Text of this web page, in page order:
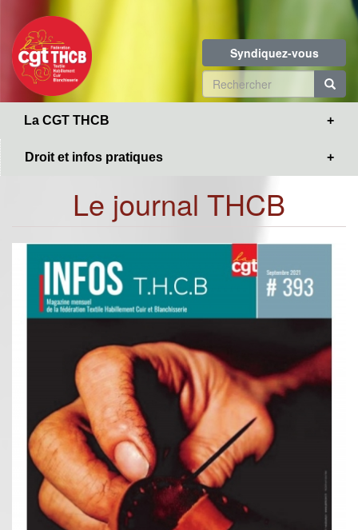
contenu
principal
Syndiquez-vous
Formulaire
de
La CGT THCB
Droit et infos pratiques
Le journal THCB